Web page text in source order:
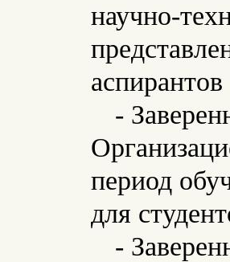
научно-
-
период
для
-